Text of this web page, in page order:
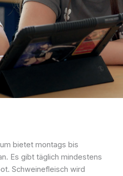
bietet montags bis
Es gibt täglich mindestens
Schweinefleisch wird